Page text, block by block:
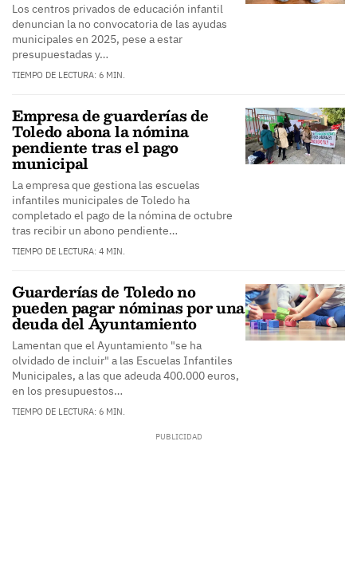
Los centros privados de educación infantil
denuncian la no convocatoria de las ayudas
municipales en 2025, pese a estar
presupuestadas y…
TIEMPO DE LECTURA: 6 MIN.
Empresa de guarderías de
Toledo abona la nómina
pendiente tras el pago
municipal
La empresa que gestiona las escuelas
infantiles municipales de Toledo ha
completado el pago de la nómina de octubre
tras recibir un abono pendiente…
TIEMPO DE LECTURA: 4 MIN.
Guarderías de Toledo no
pueden pagar nóminas por una
deuda del Ayuntamiento
Lamentan que el Ayuntamiento "se ha
olvidado de incluir" a las Escuelas Infantiles
Municipales, a las que adeuda 400.000 euros,
en los presupuestos…
TIEMPO DE LECTURA: 6 MIN.